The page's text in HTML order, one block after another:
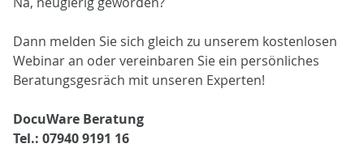
Dann melden Sie sich gleich zu unserem kostenlosen
Webinar an oder vereinbaren Sie ein persönliches
Beratungsgesräch mit unseren Experten!
DocuWare Beratung
Tel.: 07940 9191 16